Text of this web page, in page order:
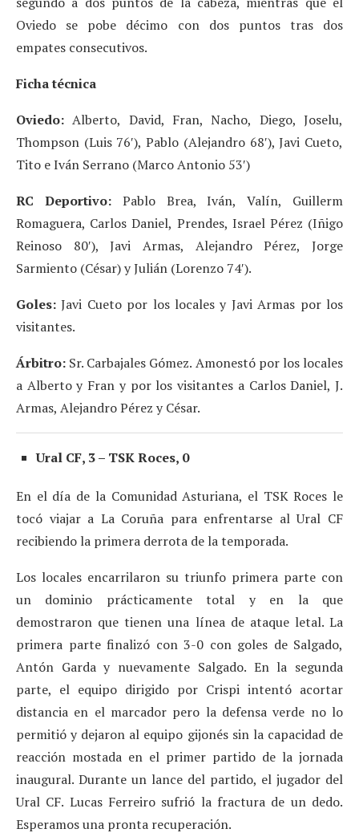
Oviedo se pobe décimo con dos puntos tras dos
empates consecutivos.
Ficha técnica
Oviedo: Alberto, David, Fran, Nacho, Diego, Joselu,
Thompson (Luis 76′), Pablo (Alejandro 68′), Javi Cueto,
Tito e Iván Serrano (Marco Antonio 53′)
RC Deportivo:Pablo Brea, Iván, Valín, Guillerm
Romaguera, Carlos Daniel, Prendes, Israel Pérez (Iñigo
Reinoso 80′), Javi Armas, Alejandro Pérez, Jorge
Sarmiento (César) y Julián (Lorenzo 74′).
Goles: Javi Cueto por los locales y Javi Armas por los
visitantes.
Árbitro: Sr. Carbajales Gómez. Amonestó por los locales
a Alberto y Fran y por los visitantes a Carlos Daniel, J.
Armas, Alejandro Pérez y César.
Ural CF, 3 – TSK Roces, 0
En el día de la Comunidad Asturiana, el TSK Roces le
tocó viajar a La Coruña para enfrentarse al Ural CF
recibiendo la primera derrota de la temporada.
Los locales encarrilaron su triunfo primera parte con
un dominio prácticamente total y en la que
demostraron que tienen una línea de ataque letal. La
primera parte finalizó con 3-0 con goles de Salgado,
Antón Garda y nuevamente Salgado. En la segunda
parte, el equipo dirigido por Crispi intentó acortar
distancia en el marcador pero la defensa verde no lo
permitió y dejaron al equipo gijonés sin la capacidad de
reacción mostada en el primer partido de la jornada
inaugural. Durante un lance del partido, el jugador del
Ural CF. Lucas Ferreiro sufrió la fractura de un dedo.
Esperamos una pronta recuperación.